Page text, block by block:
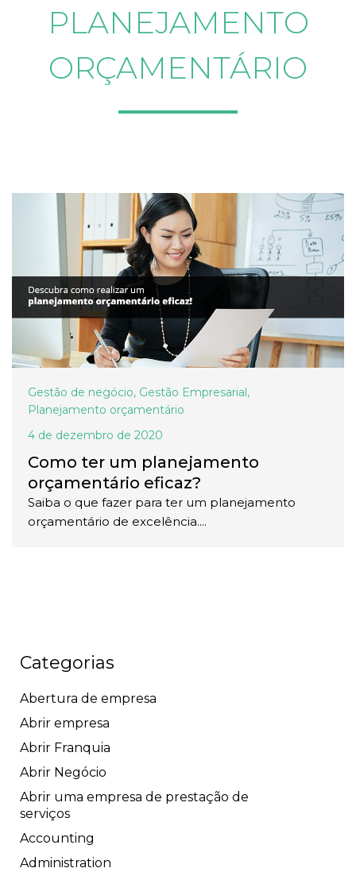
PLANEJAMENTO
ORÇAMENTÁRIO
Gestão de negócio, Gestão Empresarial ,
Planejamento orçamentário
4 de dezembro de 2020
Como ter um planejamento
orçamentário eficaz?
Saiba o que fazer para ter um planejamento
orçamentário de excelência....
Categorias
Abertura de empresa
Abrir empresa
Abrir Franquia
Abrir Negócio
Abrir uma empresa de prestação de
serviços
Accounting
Administration